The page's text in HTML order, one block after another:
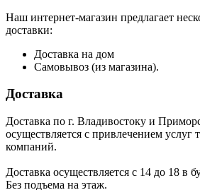
Наш интернет-магазин предлагает
доставки:
Доставка на дом
Самовывоз (из магазина).
Доставка
Доставка по г. Владивостоку и
осуществляется с привлечением услуг
компаний.
Доставка осуществляется с 14 до 18 в
Без подъема на этаж.